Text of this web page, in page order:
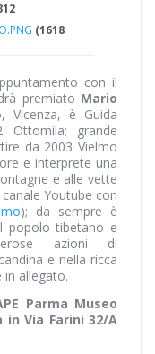
(1618
con il
premiato Mario
è Guida
Ottomila; grande
da 2003 Vielmo
e interprete una
e alle vette
Youtube con
); da sempre è
popolo tibetano e
azioni di
e nella ricca
in allegato.
Parma Museo
in Via Farini 32/A